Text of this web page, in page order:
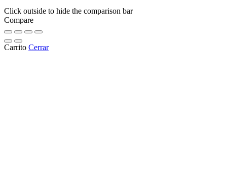
Click outside to hide the comparison bar
Compare
Carrito Cerrar